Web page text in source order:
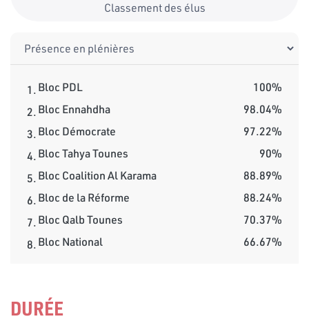
Classement des élus
1.Bloc PDL
100%
2.Bloc Ennahdha
98.04%
3.Bloc Démocrate
97.22%
4.Bloc Tahya Tounes
90%
5.Bloc Coalition Al Karama
88.89%
6.Bloc de la Réforme
88.24%
7.Bloc Qalb Tounes
70.37%
8.Bloc National 66.67%
DURÉE